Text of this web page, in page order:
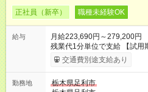
正社員（新卒） 職種未経験OK
給与
月給223,690円～279,200円
残業代1分
交通費別途支給あり
勤務地
栃木県足利市